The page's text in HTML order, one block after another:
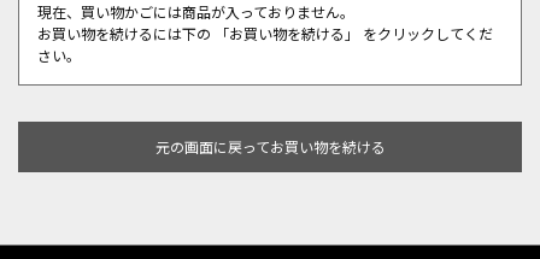
現在、買い物かごには商品が入っておりません。
お買い物を続けるには下の 「お買い物を続ける」 をクリックしてくだ
さい。
元の画面に戻ってお買い物を続ける